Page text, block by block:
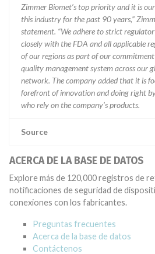
Zimmer Biomet’s top priority and it is
this industry for the past 90 years,”
statement. “We adhere to strict
closely with the FDA and all applicable
of our regions as part of our
quality management system across our
network. The company added that it is
forefront of innovation and doing right
who rely on the company’s products.
Source
ACERCA DE LA BASE DE DATOS
Explore más de 120,000 registros de
notificaciones de seguridad de
conexiones con los fabricantes.
Preguntas frecuentes
Acerca de la base de datos
Contáctenos